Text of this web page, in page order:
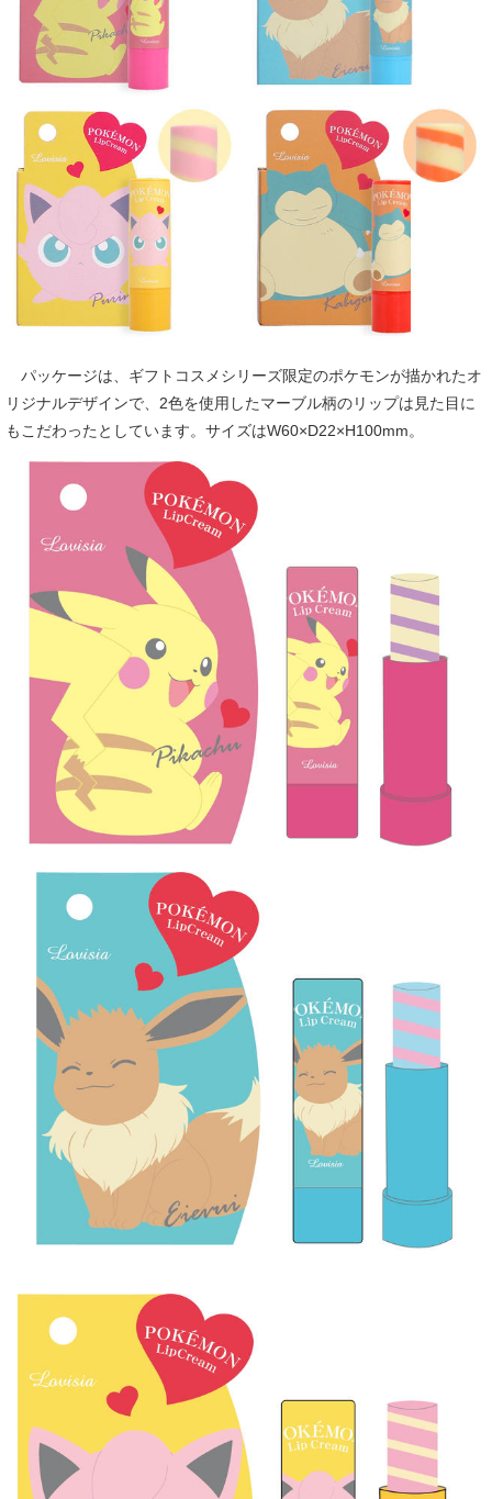
パッケージは、ギフトコスメシリーズ限定のポケモンが描かれたオ
リジナルデザインで、2色を使用したマーブル柄のリップは見た目に
もこだわったとしています。サイズはW60×D22×H100mm。